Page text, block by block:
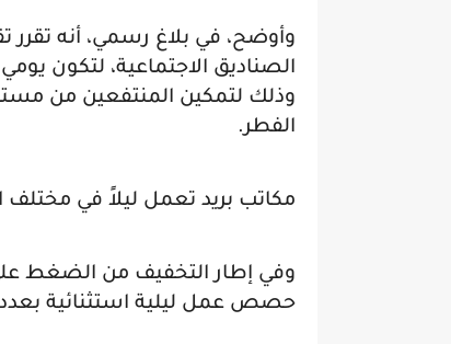
وأوضح، في بلاغ رسمي، أنه تقرر
وذلك لتمكين المنتفعين من
الفطر.
مكاتب بريد تعمل ليلاً في مختلف
وفي إطار التخفيف من الضغط
حصص عمل ليلية استثنائية بعدد